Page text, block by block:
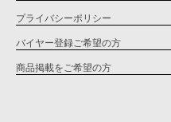
プライバシーポリシー
バイヤー登録ご希望の方
商品掲載をご希望の方